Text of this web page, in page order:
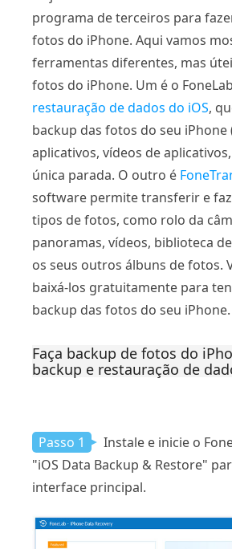
programa de terceiros para
fotos do iPhone. Aqui vamos
ferramentas diferentes, mas
fotos do iPhone. Um é o
restauração de dados do iOS,
backup das fotos do seu
aplicativos, vídeos de
única parada. O outro é
software permite transferir e
tipos de fotos, como rolo da
panoramas, vídeos, biblioteca
os seus outros álbuns de fotos.
baixá-los gratuitamente para
backup das fotos do seu iPhone.
Faça backup de fotos do
backup e restauração de
Passo 1
Instale e inicie o
"iOS Data Backup & Restore"
interface principal.